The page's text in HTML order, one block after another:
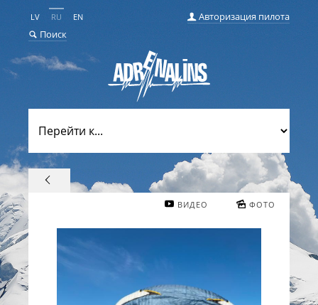
LV RU EN
Поиск
Авторизация пилота
ВИДЕО ФОТО